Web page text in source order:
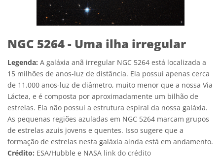
NGC 5264 - Uma ilha irregular
Legenda: A galáxia anã irregular NGC 5264 está localizada a
15 milhões de anos-luz de distância. Ela possui apenas cerca
de 11.000 anos-luz de diâmetro, muito menor que a nossa Via
Láctea, e é composta por aproximadamente um bilhão de
estrelas. Ela não possui a estrutura espiral da nossa galáxia.
As pequenas regiões azuladas em NGC 5264 marcam grupos
de estrelas azuis jovens e quentes. Isso sugere que a
formação de estrelas nesta galáxia ainda está em andamento.
Crédito: ESA/Hubble e NASA link do crédito